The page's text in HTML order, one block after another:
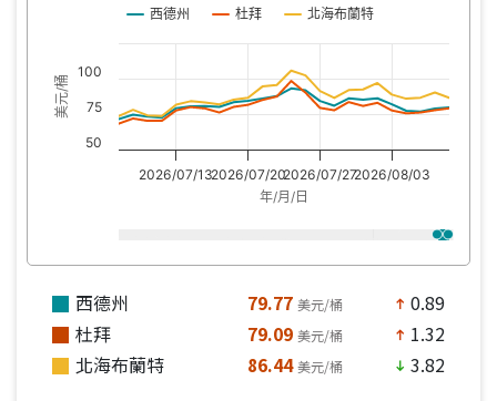
年/月/日
美元/桶
西德州 杜拜 北海布蘭特
2026/07/132026/07/202026/07/272026/08/03
50
75
100
西德州 79.77 美元/桶 north 0.89
杜拜
79.09 美元/桶 north
1.32
北海布蘭特
86.44 美元/桶 south 3.82